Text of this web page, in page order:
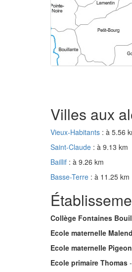
Villes aux
Vieux-Habitants : à 5.56
Saint-Claude : à 9.13 km
Baillif : à 9.26 km
Basse-Terre : à 11.25 km
Collège Fontaines
Ecole maternelle
Ecole maternelle Pigeon
Ecole primaire Thomas